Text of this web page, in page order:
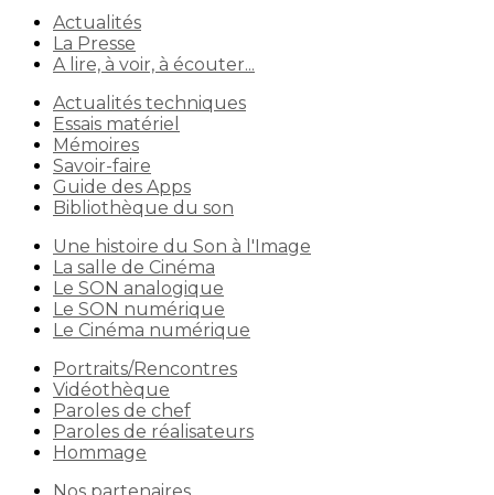
Actualités
La Presse
A lire, à voir, à écouter...
Actualités techniques
Essais matériel
Mémoires
Savoir-faire
Guide des Apps
Bibliothèque du son
Une histoire du Son à l'Image
La salle de Cinéma
Le SON analogique
Le SON numérique
Le Cinéma numérique
Portraits/Rencontres
Vidéothèque
Paroles de chef
Paroles de réalisateurs
Hommage